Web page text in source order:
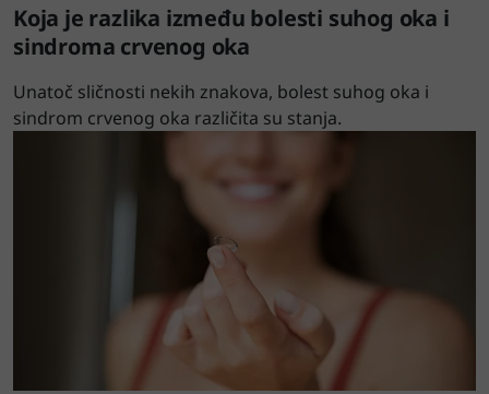
Koja je razlika između bolesti suhog oka i
sindroma crvenog oka
Unatoč sličnosti nekih znakova, bolest suhog oka i
sindrom crvenog oka različita su stanja.